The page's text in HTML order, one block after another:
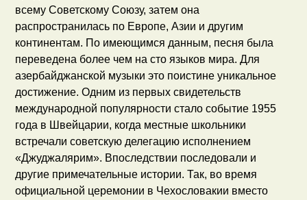
всему Советскому Союзу, затем она
распространилась по Европе, Азии и другим
континентам. По имеющимся данным, песня была
переведена более чем на сто языков мира. Для
азербайджанской музыки это поистине уникальное
достижение. Одним из первых свидетельств
международной популярности стало событие 1955
года в Швейцарии, когда местные школьники
встречали советскую делегацию исполнением
«Джуджалярим». Впоследствии последовали и
другие примечательные истории. Так, во время
официальной церемонии в Чехословакии вместо